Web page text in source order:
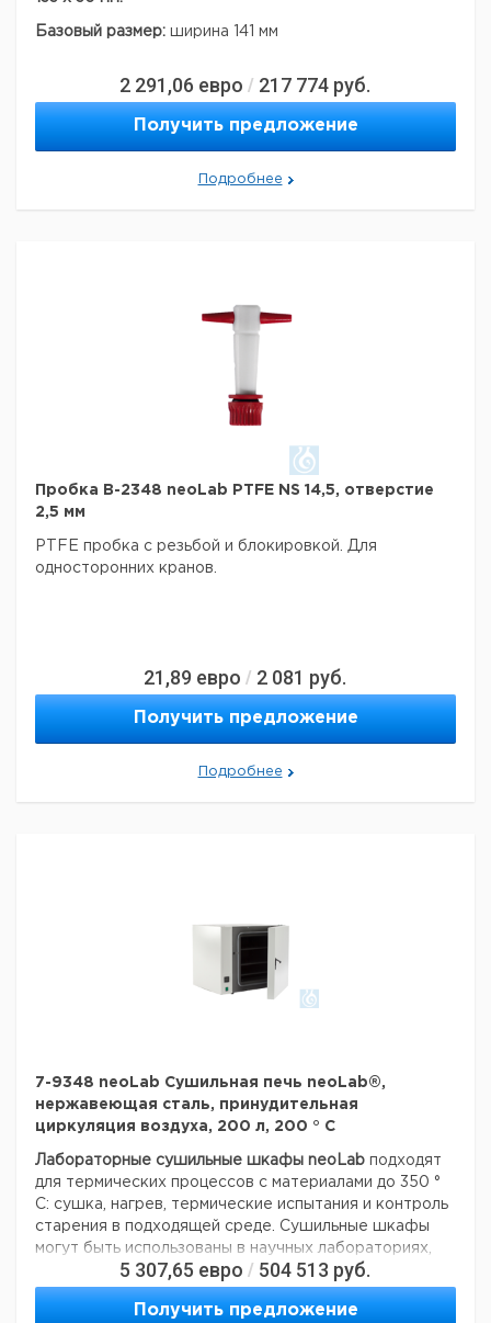
Базовый размер: ширина 141 мм
2 291,06 евро / 217 774 руб.
Получить предложение
Подробнее
Пробка B-2348 neoLab PTFE NS 14,5, отверстие
2,5 мм
PTFE пробка с резьбой и блокировкой. Для
односторонних кранов.
21,89 евро / 2 081 руб.
Получить предложение
Подробнее
7-9348 neoLab Сушильная печь neoLab®,
нержавеющая сталь, принудительная
циркуляция воздуха, 200 л, 200 ° C
Лабораторные сушильные шкафы neoLab подходят
для термических процессов с материалами до 350 °
C: сушка, нагрев, термические испытания и контроль
старения в подходящей среде. Сушильные шкафы
могут быть использованы в научных лабораториях,
школах и других учебных заведениях, в медицине и в
промышленности. Сушильные шкафы с герметично
закрывающимися дверцами имеют высокую степень
5 307,65 евро / 504 513 руб.
Получить предложение